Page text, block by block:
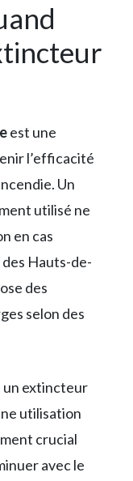
est une
l’efficacité
Un
utilisé ne
en cas
Hauts-de-
des
selon des
un extincteur
utilisation
crucial
avec le